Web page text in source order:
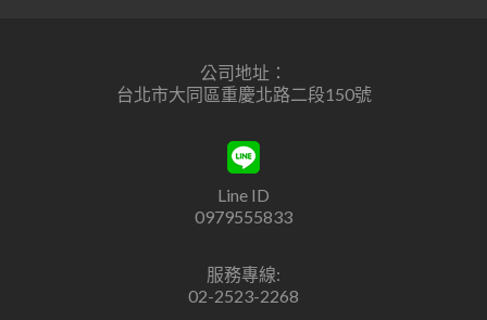
公司地址：
台北市大同區重慶北路二段150號
Line ID
0979555833
服務專線:
02-2523-2268